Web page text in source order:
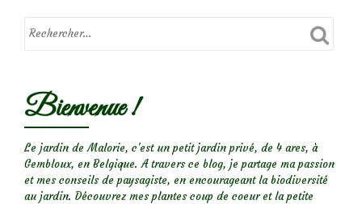
Bienvenue !
Le jardin de Malorie, c'est un petit jardin privé, de 4 ares, à
Gembloux, en Belgique. A travers ce blog, je partage ma passion
et mes conseils de paysagiste, en encourageant la biodiversité
au jardin. Découvrez mes plantes coup de coeur et la petite